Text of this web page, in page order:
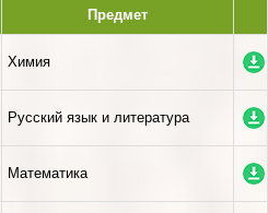
Предмет
Химия
Русский язык и литература
Математика